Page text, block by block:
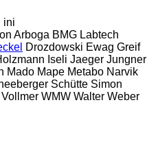
ini
Arboga BMG Labtech
Drozdowski Ewag Greif
Iseli Jaeger Jungner
Mado Mape Metabo Narvik
Schütte Simon
Vollmer WMW Walter Weber